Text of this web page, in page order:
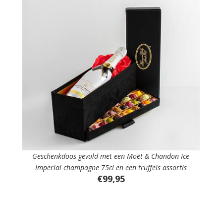
Geschenkdoos gevuld met een Moët & Chandon Ice
Imperial champagne 75cl en een truffels assortis
€99,95